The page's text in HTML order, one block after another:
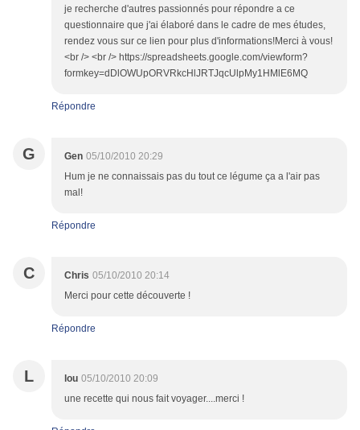
je recherche d'autres passionnés pour répondre a ce
questionnaire que j'ai élaboré dans le cadre de mes études,
rendez vous sur ce lien pour plus d'informations!Merci à vous!
<br /> <br /> https://spreadsheets.google.com/viewform?
formkey=dDlOWUpORVRkcHlJRTJqcUlpMy1HMlE6MQ
Répondre
G Gen 05/10/2010 20:29
Hum je ne connaissais pas du tout ce légume ça a l'air pas
mal!
Répondre
C Chris 05/10/2010 20:14
Merci pour cette découverte !
Répondre
L lou 05/10/2010 20:09
une recette qui nous fait voyager....merci !